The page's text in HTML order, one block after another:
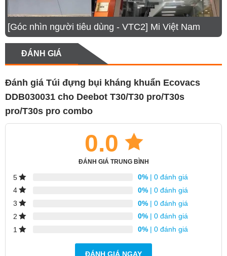
[Góc nhìn người tiêu dùng - VTC2] Mi Việt Nam
ĐÁNH GIÁ
Đánh giá Túi đựng bụi kháng khuẩn Ecovacs
DDB030031 cho Deebot T30/T30 pro/T30s
pro/T30s pro combo
0.0
ĐÁNH GIÁ TRUNG BÌNH
5 0% | 0 đánh giá
4
0% | 0 đánh giá
3
0% | 0 đánh giá
2
0% | 0 đánh giá
1
0% | 0 đánh giá
ĐÁNH GIÁ NGAY